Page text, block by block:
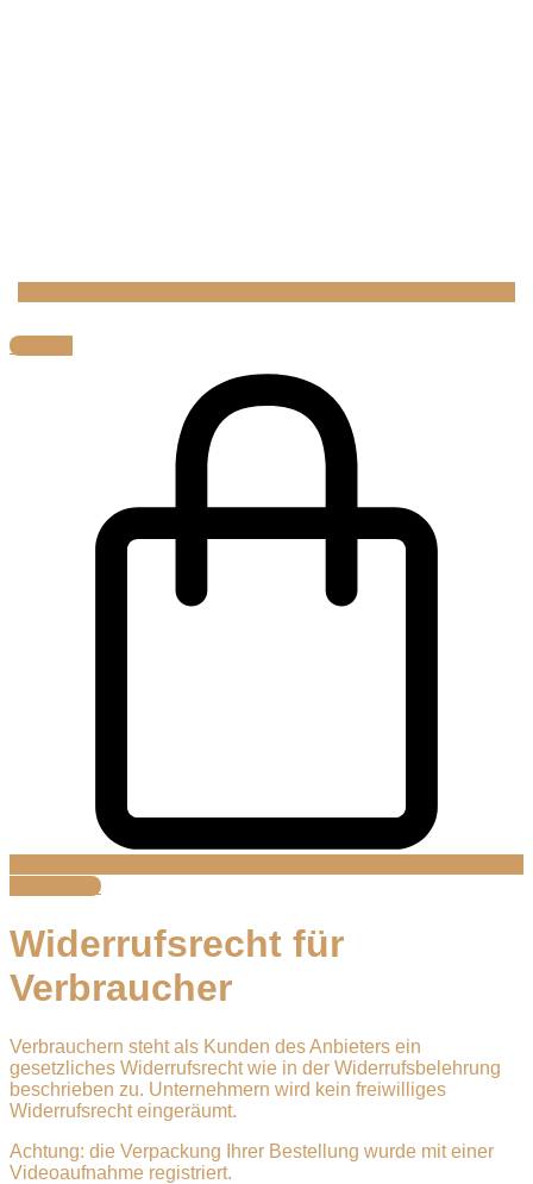
0,00
Warenkorb
Widerrufsrecht für
Verbraucher
Verbrauchern steht als Kunden des Anbieters ein
gesetzliches Widerrufsrecht wie in der Widerrufsbelehrung
beschrieben zu. Unternehmern wird kein freiwilliges
Widerrufsrecht eingeräumt.
Achtung: die Verpackung Ihrer Bestellung wurde mit einer
Videoaufnahme registriert.